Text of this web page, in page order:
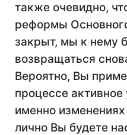
также очевидно,
реформы
закрыт, мы к нему
возвращаться
Вероятно, Вы
процессе
именно
лично Вы будете